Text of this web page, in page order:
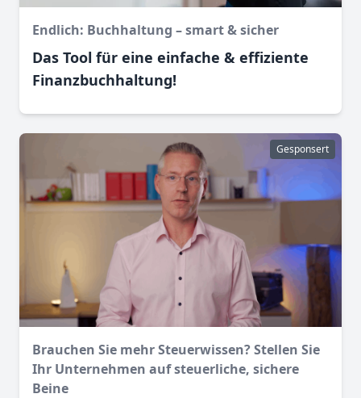
Endlich: Buchhaltung – smart & sicher
Das Tool für eine einfache & effiziente
Finanz­buchhaltung!
Gesponsert
Brauchen Sie mehr Steuerwissen? Stellen Sie
Ihr Unternehmen auf steuerliche, sichere
Beine